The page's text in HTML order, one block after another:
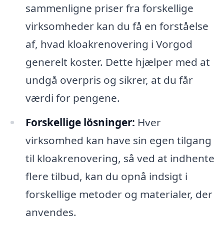
sammenligne priser fra forskellige
virksomheder kan du få en forståelse
af, hvad kloakrenovering i Vorgod
generelt koster. Dette hjælper med at
undgå overpris og sikrer, at du får
værdi for pengene.
Forskellige lösninger: Hver
virksomhed kan have sin egen tilgang
til kloakrenovering, så ved at indhente
flere tilbud, kan du opnå indsigt i
forskellige metoder og materialer, der
anvendes.